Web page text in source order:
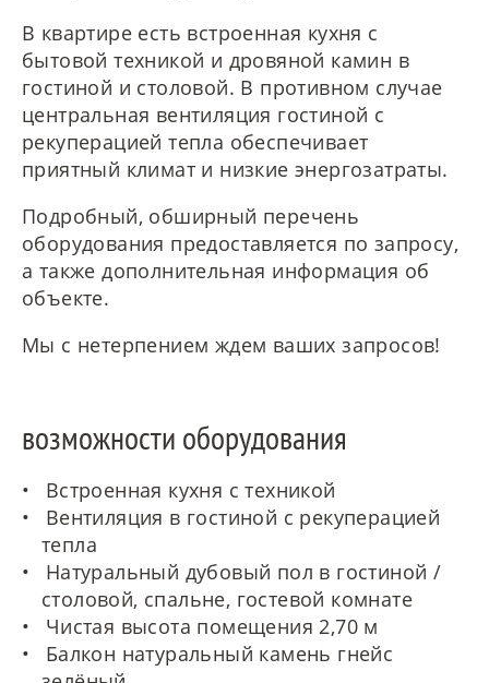
В квартире есть встроенная кухня с
бытовой техникой и дровяной камин в
гостиной и столовой. В противном случае
центральная вентиляция гостиной с
рекуперацией тепла обеспечивает
приятный климат и низкие энергозатраты.
Подробный, обширный перечень
оборудования предоставляется по запросу,
а также дополнительная информация об
объекте.
Мы с нетерпением ждем ваших запросов!
возможности оборудования
Встроенная кухня с техникой
Вентиляция в гостиной с рекуперацией
тепла
Натуральный дубовый пол в гостиной /
столовой, спальне, гостевой комнате
Чистая высота помещения 2,70 м
Балкон натуральный камень гнейс